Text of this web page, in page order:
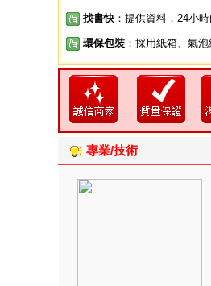
找書快 ：提供資料，24小
環保包裝 ：採用紙箱、氣
專業/技術